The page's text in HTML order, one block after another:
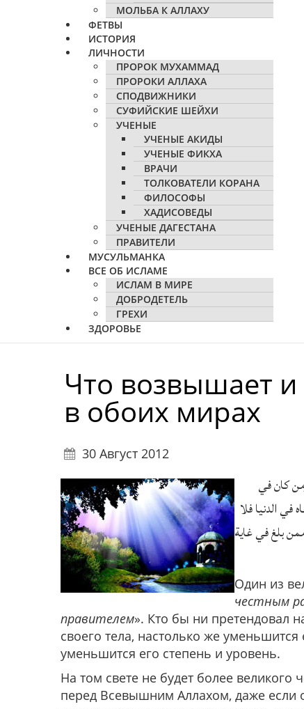
МОЛЬБА К АЛЛАХУ
ФЕТВЫ
ИСТОРИЯ
ЛИЧНОСТИ
ПРОРОК МУХАММАД
ПРОРОКИ АЛЛАХА
СПОДВИЖНИКИ
СУФИЙСКИЕ ШЕЙХИ
УЧЕНЫЕ
УЧЕНЫЕ АКИДЫ
УЧЕНЫЕ ФИКХА
ВРАЧИ
ТОЛКОВАТЕЛИ КОРАНА
ФИЛОСОФЫ
ХАДИСОВЕДЫ
УЧЕНЫЕ ДАГЕСТАНА
ПРАВИТЕЛИ
МУСУЛЬМАНКА
ВСЕ ОБ ИСЛАМЕ
ИСЛАМ В МИРЕ
ДОБРОДЕТЕЛЬ
ГРЕХИ
ЗДОРОВЬЕ
Что возвышает и
в обоих мирах
30 Август 2012
كان في
الدنيا فلا
بلغ في غاية
Один из
честным
правителем». Кто бы ни претендовал
своего тела, настолько же уменьшится
уменьшится его степень и уровень.
На том свете не будет более великого
перед Всевышним Аллахом, даже если